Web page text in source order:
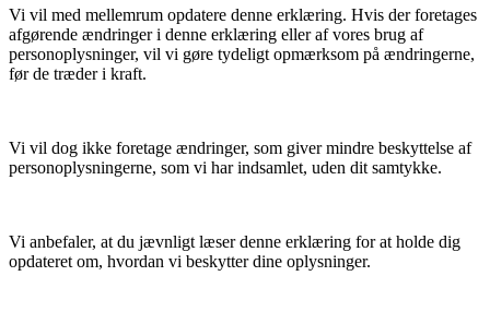
Vi vil med mellemrum opdatere denne erklæring. Hvis der foretages
afgørende ændringer i denne erklæring eller af vores brug af
personoplysninger, vil vi gøre tydeligt opmærksom på ændringerne,
før de træder i kraft.
Vi vil dog ikke foretage ændringer, som giver mindre beskyttelse af
personoplysningerne, som vi har indsamlet, uden dit samtykke.
Vi anbefaler, at du jævnligt læser denne erklæring for at holde dig
opdateret om, hvordan vi beskytter dine oplysninger.